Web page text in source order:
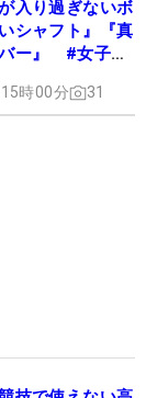
入り過ぎないボ
シャフト』『真
ー』 #女子プ
時00分 31